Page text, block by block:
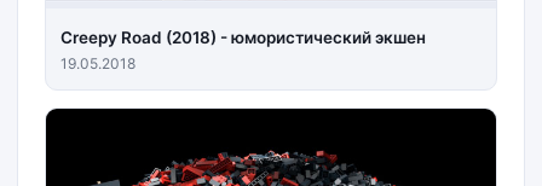
Creepy Road (2018) - юмористический экшен
19.05.2018